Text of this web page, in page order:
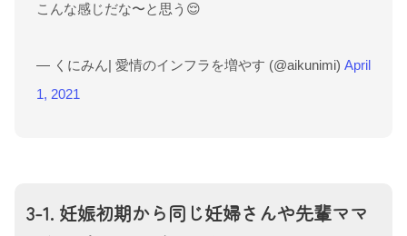
こんな感じだな〜と思う😌
— くにみん| 愛情のインフラを増やす (@aikunimi) April
1, 2021
3-1. 妊娠初期から同じ妊婦さんや先輩ママ